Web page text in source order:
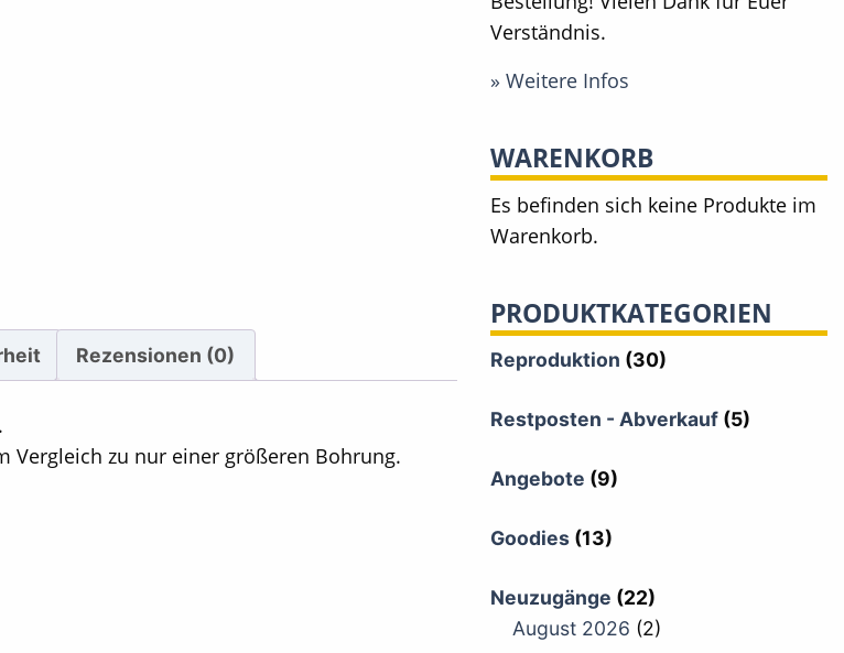
Rezensionen (0)
Vergleich zu nur einer größeren Bohrung.
Verständnis.
» Weitere Infos
WARENKORB
Es befinden sich keine Produkte im
Warenkorb.
PRODUKTKATEGORIEN
Reproduktion (30)
Restposten - Abverkauf (5)
Angebote (9)
Goodies (13)
Neuzugänge (22)
August 2026 (2)